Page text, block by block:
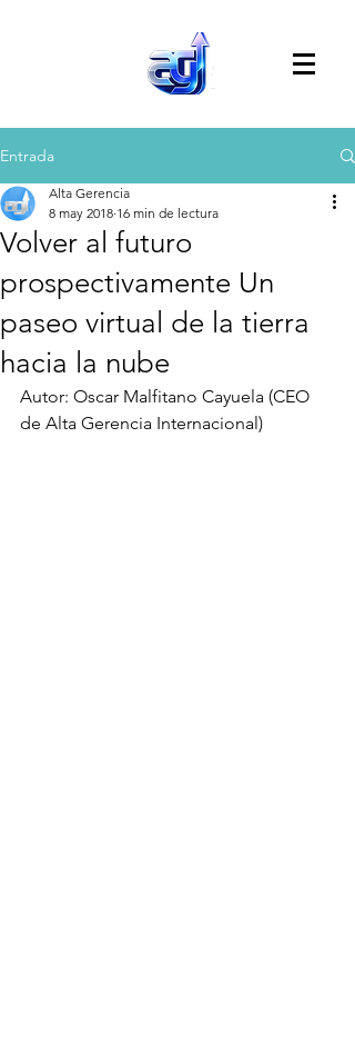
Entrada
Volver al futuro
prospectivamente Un
paseo virtual de la tierra
hacia la nube
Alta Gerencia
8 may 2018 16 min de lectura
Autor: Oscar Malfitano Cayuela (CEO
de Alta Gerencia Internacional)